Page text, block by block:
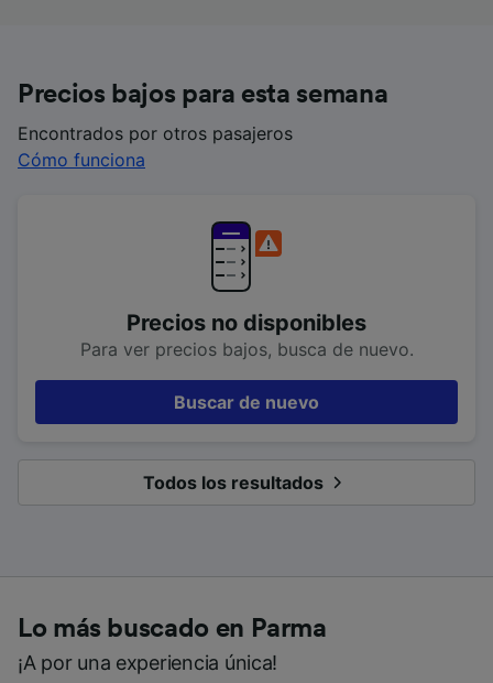
Precios bajos para esta semana
Encontrados por otros pasajeros
Cómo funciona
Precios no disponibles
Para ver precios bajos, busca de nuevo.
Buscar de nuevo
Todos los resultados
Lo más buscado en Parma
¡A por una experiencia única!